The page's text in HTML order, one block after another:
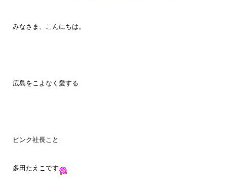
みなさま、こんにちは。
広島をこよなく愛する
ピンク社長こと
多田たえこです